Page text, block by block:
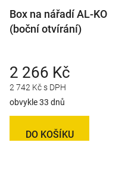
Box na nářadí AL-KO
(boční otvírání)
2 742 Kč s DPH
2 266 Kč
obvykle 33 dnů
DO KOŠÍKU